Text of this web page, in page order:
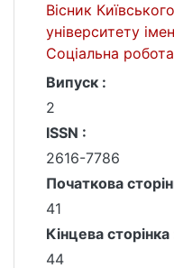
Вісник
університету
Соціальна робота
Випуск :
2
ISSN :
2616-7786
Початкова
41
Кінцева сторінка
44